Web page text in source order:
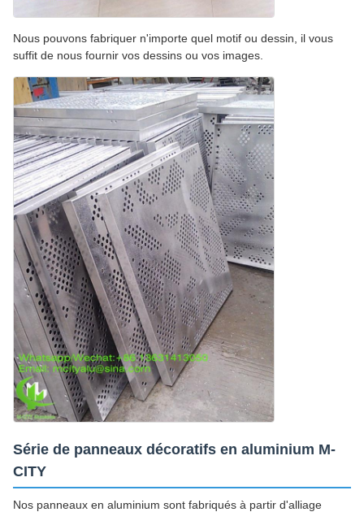
Nous pouvons fabriquer n'importe quel motif ou dessin, il vous
suffit de nous fournir vos dessins ou vos images.
Série de panneaux décoratifs en aluminium M-
CITY
Nos panneaux en aluminium sont fabriqués à partir d'alliage